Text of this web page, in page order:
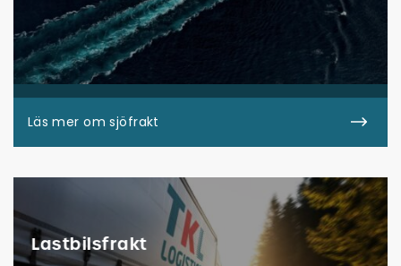
Läs mer om sjöfrakt
Lastbilsfrakt